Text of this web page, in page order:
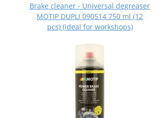
Brake cleaner - Universal degreaser
MOTIP DUPLI 090514 750 ml (12
pcs) (ideal for workshops)